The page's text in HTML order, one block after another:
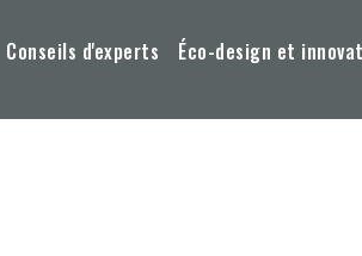
Conseils d'experts Éco-design et